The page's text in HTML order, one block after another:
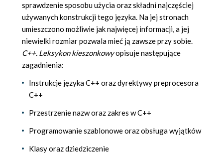
sprawdzenie sposobu użycia oraz składni najczęściej
używanych konstrukcji tego języka. Na jej stronach
umieszczono możliwie jak najwięcej informacji, a jej
niewielki rozmiar pozwala mieć ją zawsze przy sobie.
C++. Leksykon kieszonkowyopisuje następujące
zagadnienia:
Instrukcje języka C++ oraz dyrektywy preprocesora
C++
Przestrzenie nazw oraz zakres w C++
Programowanie szablonowe oraz obsługa wyjątków
Klasy oraz dziedziczenie